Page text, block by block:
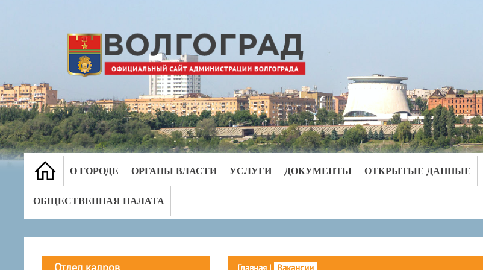
О ГОРОДЕ ОРГАНЫ ВЛАСТИ УСЛУГИ ДОКУМЕНТЫ ОТКРЫТЫЕ ДАННЫЕ
ОБЩЕСТВЕННАЯ ПАЛАТА